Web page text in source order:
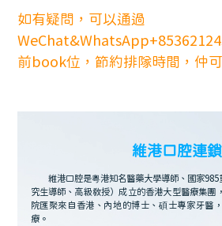
如有疑問，可以通過
前book位，節約排隊時間，仲
維港口腔連鎖
維港口腔是粵港知名醫藥大學導師、國家
究生導師、高級教授）成立的香港大型醫療集團
院匯聚來自香港、內地的博士、碩士專家牙醫
療。